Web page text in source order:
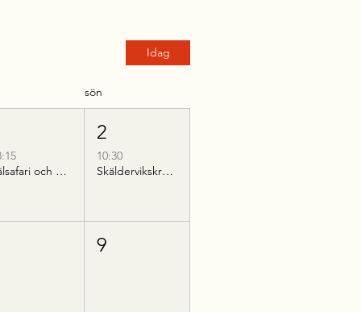
Idag
sön
Sälsafari och guidad kvällsvandring på Hallands Väderö
2
10:30
Skäldervikskryssning till Nimis
9